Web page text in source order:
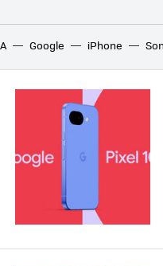
Google iPhone